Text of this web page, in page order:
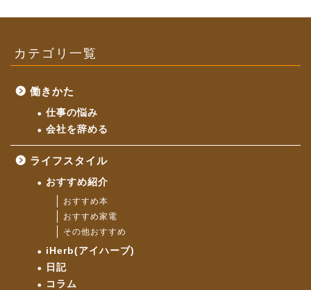
カテゴリ一覧
働きかた
仕事の悩み
会社を辞める
ライフスタイル
おすすめ紹介
おすすめ本
おすすめ家電
その他おすすめ
iHerb(アイハーブ)
日記
コラム